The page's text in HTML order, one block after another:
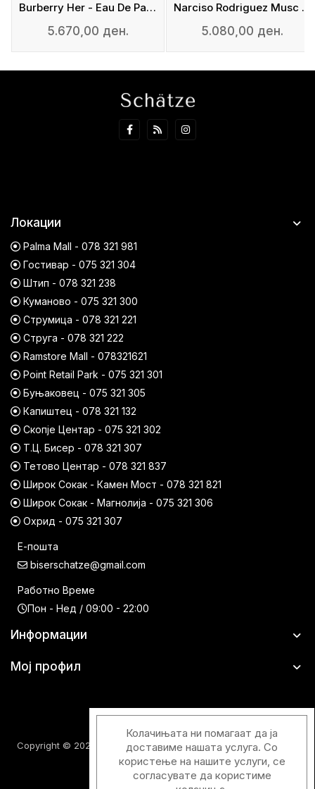
Burberry Her - Eau De Parfum Intense
5.670,00 ден.
Narciso Rodriguez Musc Nude - Eau De Parfum
5.080,00 ден.
Локации
Palma Mall - 078 321 981
Гостивар - 075 321 304
Штип - 078 321 238
Куманово - 075 321 300
Струмица - 078 321 221
Струга - 078 321 222
Ramstore Mall - 078321621
Point Retail Park - 075 321 301
Буњаковец - 075 321 305
Капиштец - 078 321 132
Скопје Центар - 075 321 302
Т.Ц. Бисер - 078 321 307
Тетово Центар - 078 321 837
Широк Сокак - Камен Мост - 078 321 821
Широк Сокак - Магнолија - 075 321 306
Охрид - 075 321 307
Е-пошта
biserschatze@gmail.com
Работно Време
Пон - Нед / 09:00 - 22:00
Информации
Мој профил
Copyright © 2026 Шатци Парфимерии. Сите права задржани.
Колачињата ни помагаат да ја
доставиме нашата услуга. Со
користење на нашите услуги, се
согласувате да користиме